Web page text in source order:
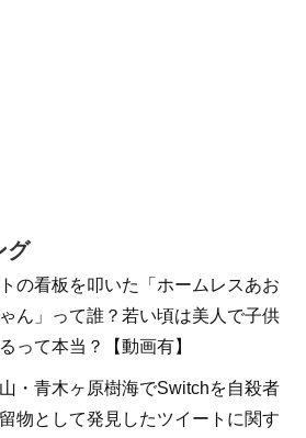
グ
の看板を叩いた「ホームレスあお
ん」って誰？若い頃は美人で子供
って本当？【動画有】
・青木ヶ原樹海でSwitchを自殺者
物として発見したツイートに関す